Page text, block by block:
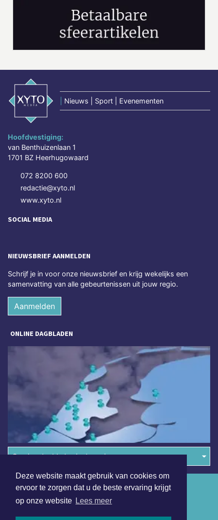
Deze website maakt gebruik van cookies om
ervoor te zorgen dat u de beste ervaring krijgt
op onze website Lees meer
Nieuws | Sport | Evenementen
Hoofdvestiging:
van Benthuizenlaan 1
1701 BZ Heerhugowaard
072 8200 600
redactie@xyto.nl
www.xyto.nl
SOCIAL MEDIA
NIEUWSBRIEF AANMELDEN
Schrijf je in voor onze nieuwsbrief en krijg wekelijks een
samenvatting van alle gebeurtenissen uit jouw regio.
Aanmelden
ONLINE DAGBLADEN
Overige dagbladen in de regio
Algemene voorwaarden
Disclaimer